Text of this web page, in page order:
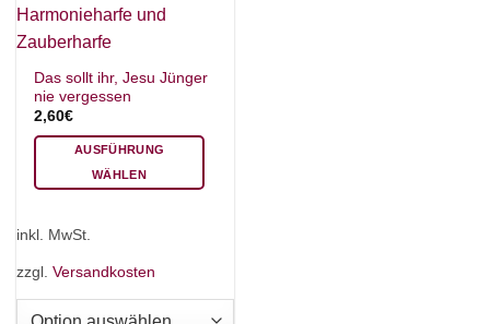
Das sollt ihr, Jesu Jünger
nie vergessen
2,60€
AUSFÜHRUNG
WÄHLEN
mehrere
auf.
inkl. MwSt.
zzgl. Versandkosten